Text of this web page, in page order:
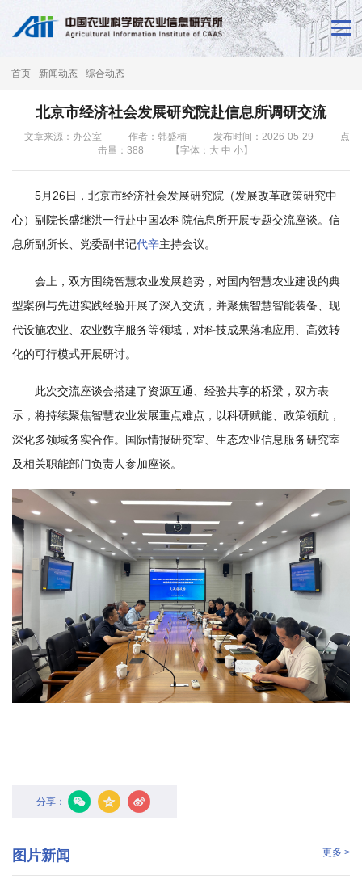
本
所
况
研
究
转
化
才
伍
研
首页 - 新闻动态 - 综合动态
北京市经济社会发展研究院赴信息所调研交流
文章来源：办公室 作者：韩盛楠 发布时间：2026-05-29
点
击量： 388 【字体： 大 中 小】
5月26日，北京市经济社会发展研究院（发展改革政策研究中
心）副院长盛继洪一行赴中国农科院信息所开展专题交流座谈。信
息所副所长、党委副书记代辛主持会议。
会上，双方围绕智慧农业发展趋势，对国内智慧农业建设的典
型案例与先进实践经验开展了深入交流，并聚焦智慧智能装备、现
代设施农业、农业数字服务等领域，对科技成果落地应用、高效转
化的可行模式开展研讨。
此次交流座谈会搭建了资源互通、经验共享的桥梁，双方表
示，将持续聚焦智慧农业发展重点难点，以科研赋能、政策领航，
深化多领域务实合作。国际情报研究室、生态农业信息服务研究室
及相关职能部门负责人参加座谈。
分享：
图片新闻 更多 >